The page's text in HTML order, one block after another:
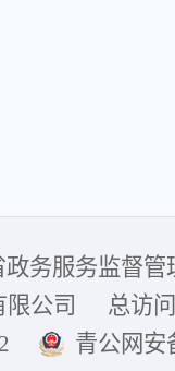
务服务监督管
公司
总访
青公网安